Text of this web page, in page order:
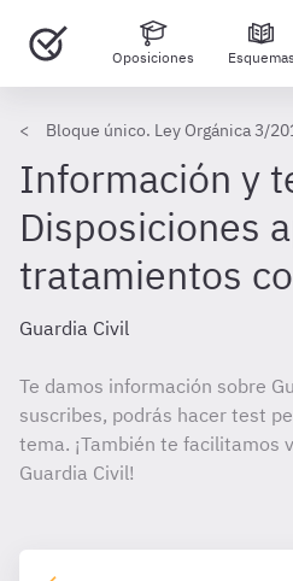
Oposiciones Esquemas
Bloque único. Ley Orgánica 3/
Información y
Disposiciones
tratamientos
Guardia Civil
Te damos información sobre
suscribes, podrás hacer test
tema. ¡También te facilitamos
Guardia Civil!